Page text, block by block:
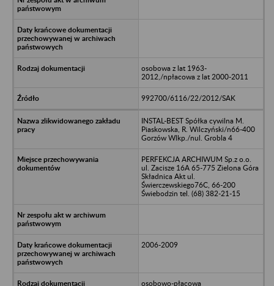
osobowa z lat 1963-
2012,/npłacowa z lat 2000-2011
992700/6116/22/2012/SAK
INSTAL-BEST Spółka cywilna M.
Piaskowska, R. Wilczyński/n66-400
Gorzów Wlkp./nul. Grobla 4
PERFEKCJA ARCHIWUM Sp.z o.o.
ul. Zacisze 16A 65-775 Zielona Góra
Składnica Akt ul.
Świerczewskiego76C, 66-200
Świebodzin tel. (68) 382-21-15
2006-2009
osobowo-płacowa